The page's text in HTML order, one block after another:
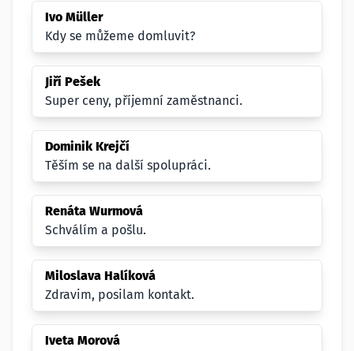
Ivo Müller
Kdy se můžeme domluvit?
Jiří Pešek
Super ceny, příjemní zaměstnanci.
Dominik Krejčí
Těším se na další spolupráci.
Renáta Wurmová
Schválím a pošlu.
Miloslava Halíková
Zdravim, posilam kontakt.
Iveta Morová